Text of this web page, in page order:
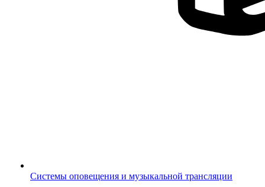
Системы оповещения и музыкальной трансляции